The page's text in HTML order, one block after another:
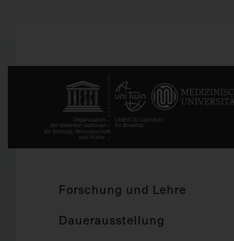
Forschung und Lehre
Dauerausstellung